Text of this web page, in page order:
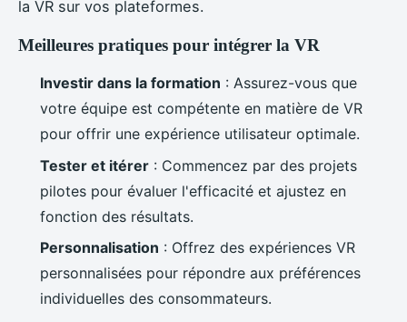
la VR sur vos plateformes.
Meilleures pratiques pour intégrer la VR
Investir dans la formation : Assurez-vous que
votre équipe est compétente en matière de VR
pour offrir une expérience utilisateur optimale.
Tester et itérer : Commencez par des projets
pilotes pour évaluer l'efficacité et ajustez en
fonction des résultats.
Personnalisation : Offrez des expériences VR
personnalisées pour répondre aux préférences
individuelles des consommateurs.